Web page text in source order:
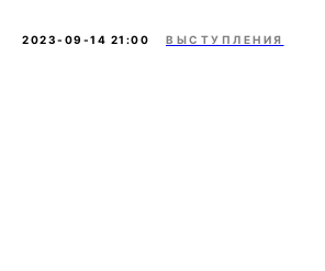
2023-09-14 21:00 ВЫСТУПЛЕНИЯ